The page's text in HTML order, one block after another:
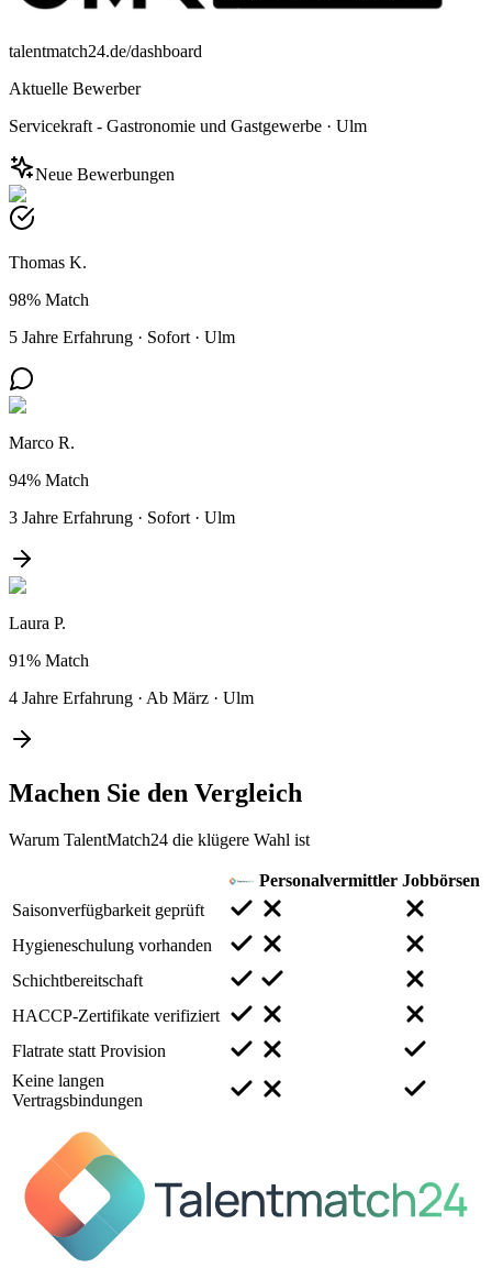
talentmatch24.de/dashboard
Aktuelle Bewerber
Servicekraft - Gastronomie und Gastgewerbe · Ulm
Neue Bewerbungen
Thomas K.
98% Match
5 Jahre Erfahrung · Sofort · Ulm
Marco R.
94% Match
3 Jahre Erfahrung · Sofort · Ulm
Laura P.
91% Match
4 Jahre Erfahrung · Ab März · Ulm
Machen Sie den Vergleich
Warum TalentMatch24 die klügere Wahl ist
Personalvermittler Jobbörsen
Saisonverfügbarkeit geprüft
Hygieneschulung vorhanden
Schichtbereitschaft
HACCP-Zertifikate verifiziert
Flatrate statt Provision
Keine langen
Vertragsbindungen